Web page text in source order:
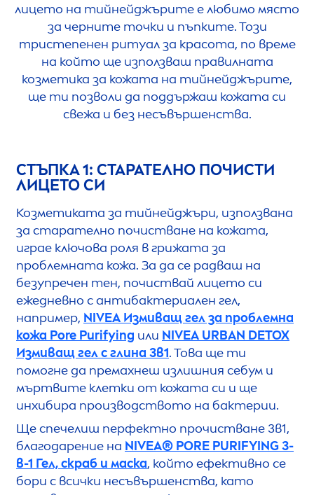
лицето на тийнейджърите е любимо място
за черните точки и пъпките. Този
тристепенен ритуал за красота, по време
на който ще използваш правилната
козметика за кожата на тийнейджърите,
ще ти позволи да поддържаш кожата си
свежа и без несъвършенства.
СТЪПКА 1: СТАРАТЕЛНО ПОЧИСТИ
ЛИЦЕТО СИ
Козметиката за тийнейджъри, използвана
за старателно почистване на кожата,
играе ключова роля в грижата за
проблемната кожа. За да се радваш на
безупречен тен, почиствай лицето си
ежедневно с антибактериален гел,
например, NIVEA Измиващ гел за проблемна
кожа Pore Purifying или NIVEA URBAN DETOX
Измиващ гел с глина 3в1. Това ще ти
помогне да премахнеш излишния себум и
мъртвите клетки от кожата си и ще
инхибира производството на бактерии.
Ще спечелиш перфектно прочистване 3в1,
благодарение на NIVEA® PORE PURIFYING 3-
в-1 Гел, скраб и маска, който ефективно се
бори с всички несъвършенства, като